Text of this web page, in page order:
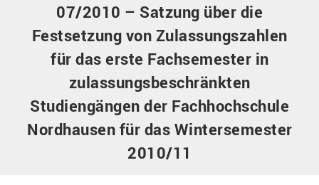
07/2010 – Satzung über die
Festsetzung von Zulassungszahlen
für das erste Fachsemester in
zulassungsbeschränkten
Studiengängen der Fachhochschule
Nordhausen für das Wintersemester
2010/11